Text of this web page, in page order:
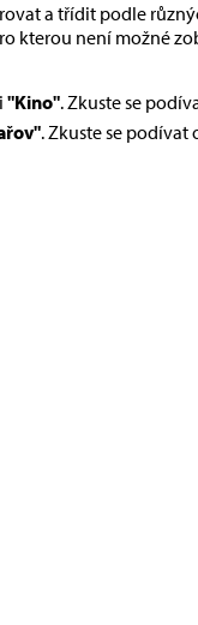
a třídit podle
kterou není možné
"Kino". Zkuste se
. Zkuste se podívat